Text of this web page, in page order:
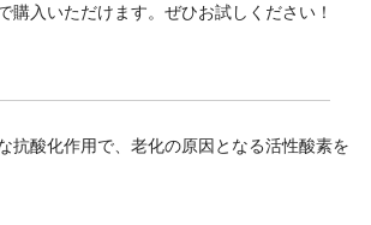
購入いただけます。ぜひお試しください！
抗酸化作用で、老化の原因となる活性酸素を